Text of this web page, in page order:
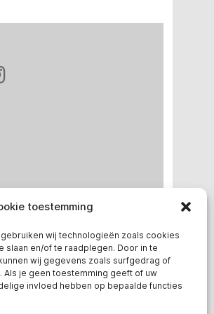
toestemming
wij technologieën zoals cookies
slaan en/of te raadplegen. Door in te
wij gegevens zoals surfgedrag of
je geen toestemming geeft of uw
invloed hebben op bepaalde functies